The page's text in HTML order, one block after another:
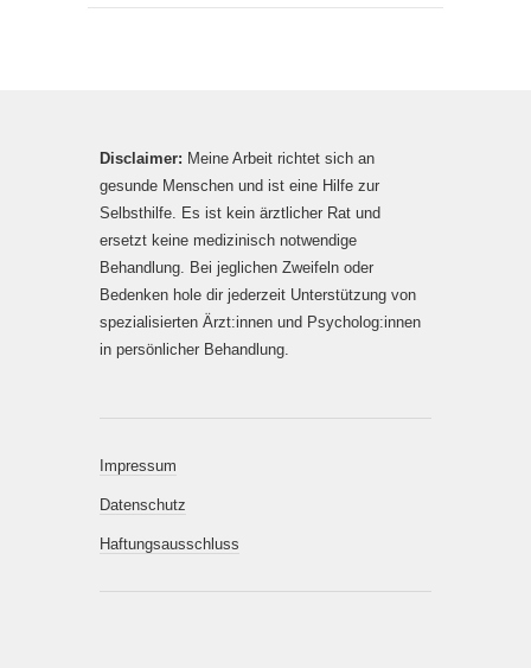
Disclaimer: Meine Arbeit richtet sich an
gesunde Menschen und ist eine Hilfe zur
Selbsthilfe. Es ist kein ärztlicher Rat und
ersetzt keine medizinisch notwendige
Behandlung. Bei jeglichen Zweifeln oder
Bedenken hole dir jederzeit Unterstützung von
spezialisierten Ärzt:innen und Psycholog:innen
in persönlicher Behandlung.
Impressum
Datenschutz
Haftungsausschluss